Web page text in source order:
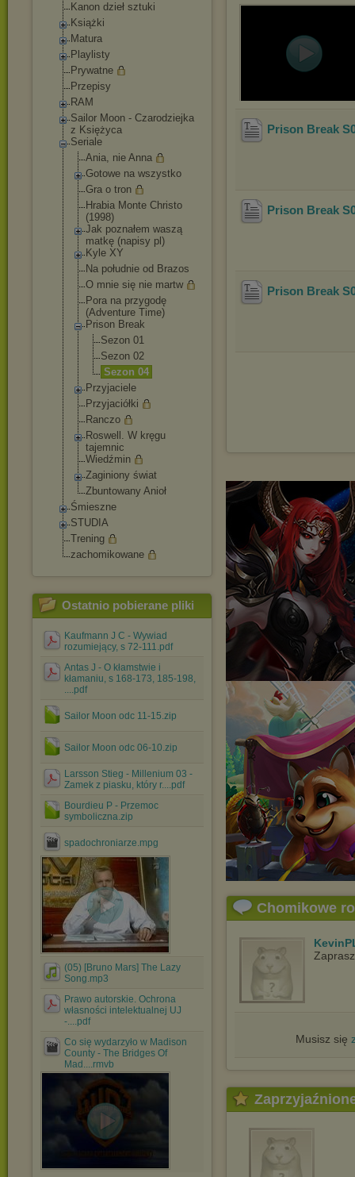
Kanon dzieł sztuki
Książki
Matura
Playlisty
Prywatne
Przepisy
RAM
Sailor Moon - Czarodziejka
z Księżyca
Seriale
Ania, nie Anna
Gotowe na wszystko
Gra o tron
Hrabia Monte Christo
(1998)
Jak poznałem waszą
matkę (napisy pl)
Kyle XY
Na południe od Brazos
O mnie się nie martw
Pora na przygodę
(Adventure Time)
Prison Break
Sezon 01
Sezon 02
Sezon 04
Przyjaciele
Przyjaciółki
Ranczo
Roswell. W kręgu
tajemnic
Wiedźmin
Zaginiony świat
Zbuntowany Anioł
Śmieszne
STUDIA
Trening
zachomikowane
Ostatnio pobierane pliki
Kaufmann J C - Wywiad
rozumiejący, s 72-111.pdf
Antas J - O kłamstwie i
kłamaniu, s 168-173, 185-198,
....pdf
Sailor Moon odc 11-15.zip
Sailor Moon odc 06-10.zip
Larsson Stieg - Millenium 03 -
Zamek z piasku, który r....pdf
Bourdieu P - Przemoc
symboliczna.zip
spadochroniarze.mpg
(05) [Bruno Mars] The Lazy
Song.mp3
Prawo autorskie. Ochrona
własności intelektualnej UJ
-....pdf
Co się wydarzyło w Madison
County - The Bridges Of
Mad....rmvb
Prison Break
Prison Break
Prison Break
Chomikowe
Musisz się